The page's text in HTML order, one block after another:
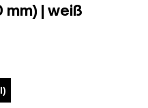
| weiß